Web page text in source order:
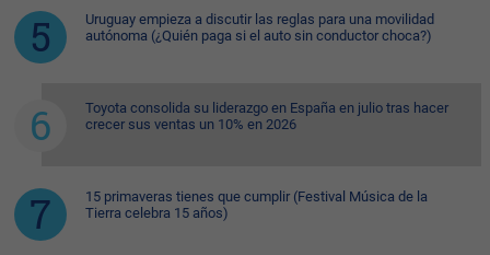
Uruguay empieza a discutir las reglas para una movilidad
autónoma (¿Quién paga si el auto sin conductor choca?)
Toyota consolida su liderazgo en España en julio tras hacer
crecer sus ventas un 10% en 2026
15 primaveras tienes que cumplir (Festival Música de la
Tierra celebra 15 años)